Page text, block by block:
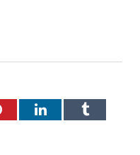
PinterestLinkedInTumblr